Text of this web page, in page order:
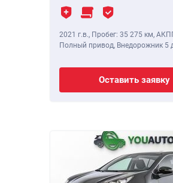
2021 г.в., Пробег: 35 275 км,
Полный привод, Внедорожник 5
Оставить заявку